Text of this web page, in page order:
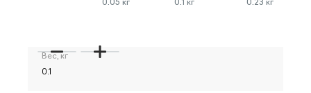
0.05 кг
0.1 кг
0.23 кг
Вес, кг